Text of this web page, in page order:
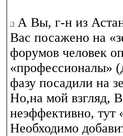
А Вы, г-н из
Вас посажено на
форумов человек
«профессионалы»
фазу посадили на
Но,на мой взгляд,
неэффективно, тут
Необходимо